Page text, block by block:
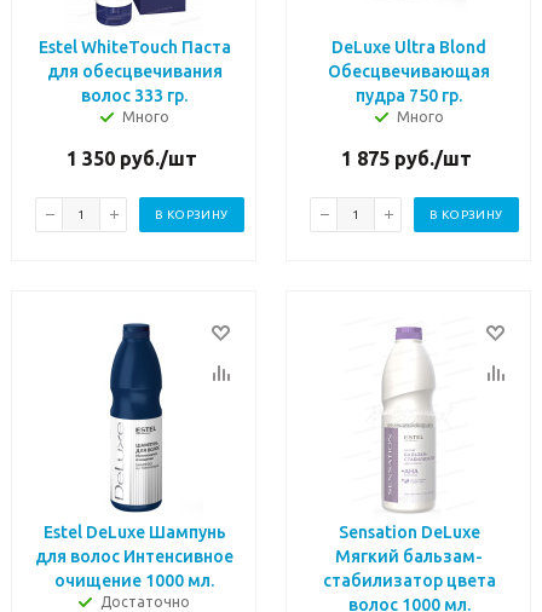
Estel WhiteTouch Паста
для обесцвечивания
волос 333 гр.
Много
1 350 руб./шт
В КОРЗИНУ
DeLuxe Ultra Blond
Обесцвечивающая
пудра 750 гр.
Много
1 875 руб./шт
В КОРЗИНУ
Estel DeLuxe Шампунь
для волос Интенсивное
очищение 1000 мл.
Достаточно
Sensation DeLuxe
Мягкий бальзам-
стабилизатор цвета
волос 1000 мл.